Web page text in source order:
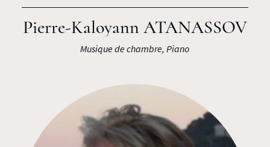
Pierre-Kaloyann ATANASSOV
Musique de chambre, Piano